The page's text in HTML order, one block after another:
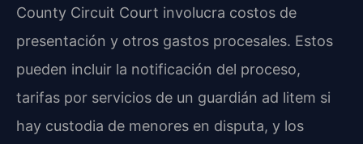
County Circuit Court involucra costos de
presentación y otros gastos procesales. Estos
pueden incluir la notificación del proceso,
tarifas por servicios de un guardián ad litem si
hay custodia de menores en disputa, y los